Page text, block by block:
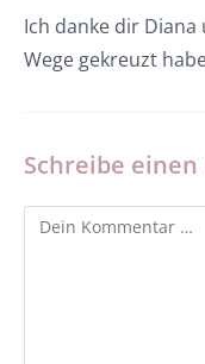
Ich danke dir
Wege gekreuzt
Schreibe